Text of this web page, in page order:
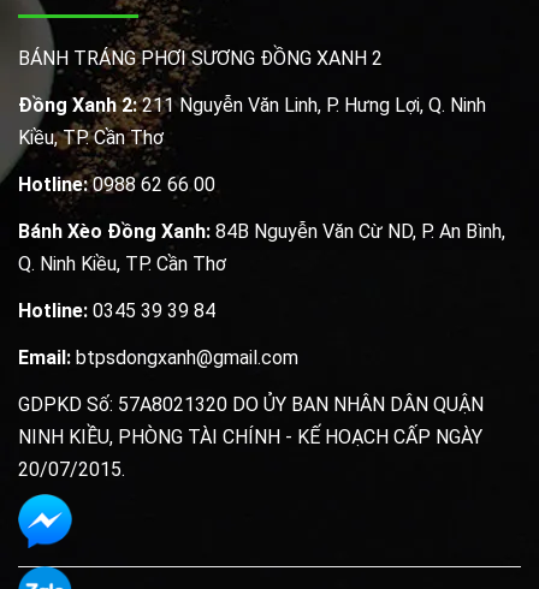
BÁNH TRÁNG PHƠI SƯƠNG ĐỒNG XANH 2
Đồng Xanh 2:211 Nguyễn Văn Linh, P. Hưng Lợi, Q. Ninh
Kiều, TP. Cần Thơ
Hotline:0988 62 66 00
Bánh Xèo Đồng Xanh: 84B Nguyễn Văn Cừ ND, P. An Bình,
Q. Ninh Kiều, TP. Cần Thơ
Hotline: 0345 39 39 84
Email: btpsdongxanh@gmail.com
GDPKD Số: 57A8021320 DO ỦY BAN NHÂN DÂN QUẬN
NINH KIỀU, PHÒNG TÀI CHÍNH - KẾ HOẠCH CẤP NGÀY
20/07/2015.